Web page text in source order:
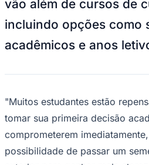
pressionados a definir
compreender
Nesse contexto, a EF,
internacional de
programas de estudos
aprendizagem de
cultural e programas
o mundo, observa um